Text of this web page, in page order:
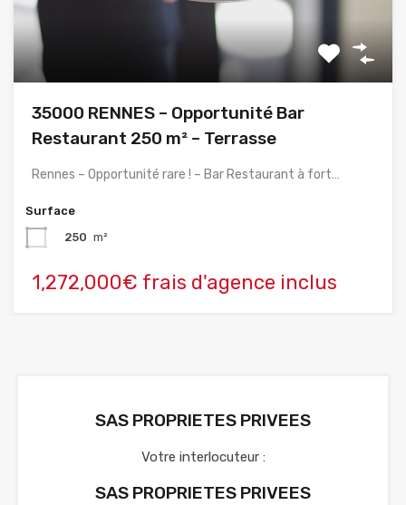
35000 RENNES – Opportunité Bar
Restaurant 250 m² – Terrasse
Rennes – Opportunité rare ! – Bar Restaurant à fort…
Surface
250 m²
1,272,000€ frais d'agence inclus
SAS PROPRIETES PRIVEES
Votre interlocuteur :
SAS PROPRIETES PRIVEES